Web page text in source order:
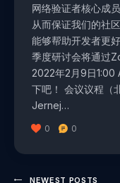
网络验证者核心成
从而保证我们的社
能够帮助开发者更
季度研讨会将通过
2022年2月9日1:00
下吧！ 会议议程（
Jernej…
0 0
NEWEST POSTS